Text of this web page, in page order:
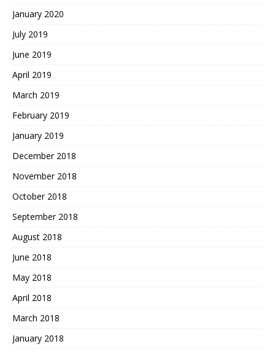
January 2020
July 2019
June 2019
April 2019
March 2019
February 2019
January 2019
December 2018
November 2018
October 2018
September 2018
August 2018
June 2018
May 2018
April 2018
March 2018
January 2018